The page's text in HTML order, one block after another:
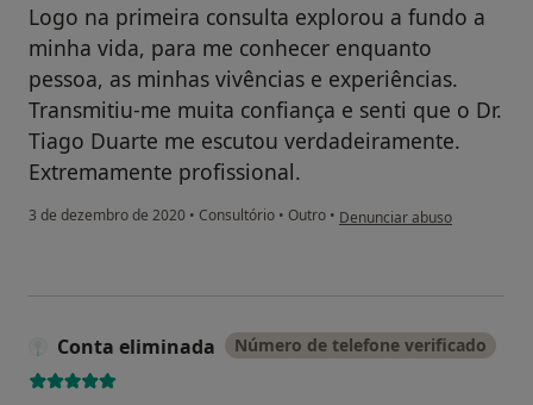
Logo na primeira consulta explorou a fundo a
minha vida, para me conhecer enquanto
pessoa, as minhas vivências e experiências.
Transmitiu-me muita confiança e senti que o Dr.
Tiago Duarte me escutou verdadeiramente.
Extremamente profissional.
3 de dezembro de 2020 • Consultório • Outro • na opinião do utilizador
Denunciar abuso
Conta eliminada Número de telefone verificado